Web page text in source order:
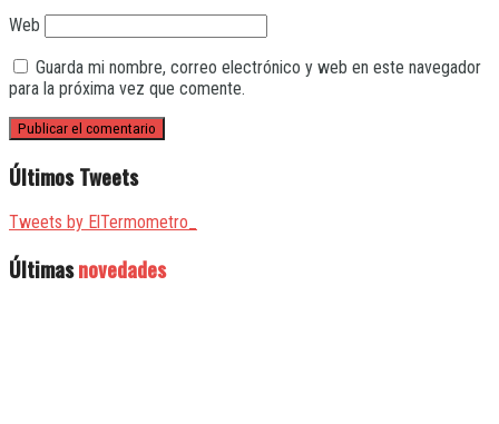
Web
Guarda mi nombre, correo electrónico y web en este navegador
para la próxima vez que comente.
Últimos Tweets
Tweets by ElTermometro_
Últimasnovedades